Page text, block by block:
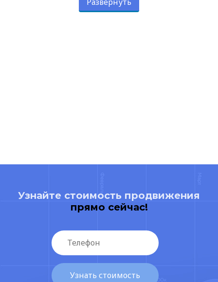
Узнайте стоимость продвижения
прямо сейчас!